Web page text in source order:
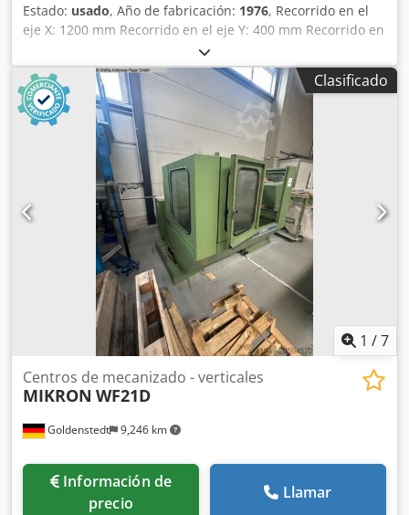
Estado: usado, Año de fabricación: 1976, Recorrido en el
eje X: 1200 mm Recorrido en el eje Y: 400 mm Recorrido en
el eje Z: 460 mm Tamaño de la mesa: 1500 x 400 mm
Control: convencional Cono de conexión: SK40 Rango de
velocidad: 45 - 2000 RPM Recorrido del husillo: sí, mm Peso
de la máquina: aproximadamente 3,2 toneladas
Dimensiones (largo x ancho x alto): 2,8 x 2,5 x 2,1 m
Equipamiento: - Pantalla digital ELESTA - Avance ajustable
de forma continua Cjdpezip H Nsfx Ahmorf - Sistema de
refrigeración - Dispositivo de fresado horizontal -
Protección contra virutas - Bandejas de recogida de virutas
- Tornillo de banco hidráulico - Lámpara de la máquina -
Documentación
Clasificado
1 /7
Goldenstedt 9,246 km
Centros de mecanizado - verticales
MIKRON WF21D
Información de
precio
Llamar